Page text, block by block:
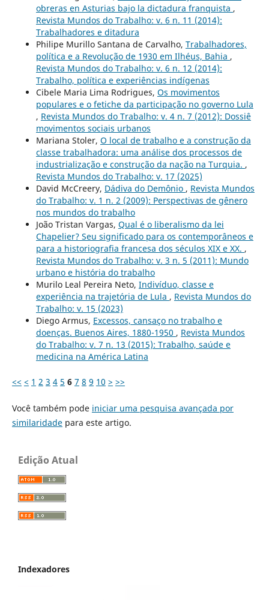
obreras en Asturias bajo la dictadura franquista ,
Revista Mundos do Trabalho: v. 6 n. 11 (2014):
Trabalhadores e ditadura
Philipe Murillo Santana de Carvalho, Trabalhadores,
política e a Revolução de 1930 em Ilhéus, Bahia ,
Revista Mundos do Trabalho: v. 6 n. 12 (2014):
Trabalho, política e experiências indígenas
Cibele Maria Lima Rodrigues, Os movimentos
populares e o fetiche da participação no governo Lula
, Revista Mundos do Trabalho: v. 4 n. 7 (2012): Dossiê
movimentos sociais urbanos
Mariana Stoler, O local de trabalho e a construção da
classe trabalhadora: uma análise dos processos de
industrialização e construção da nação na Turquia. ,
Revista Mundos do Trabalho: v. 17 (2025)
David McCreery, Dádiva do Demônio , Revista Mundos
do Trabalho: v. 1 n. 2 (2009): Perspectivas de gênero
nos mundos do trabalho
João Tristan Vargas, Qual é o liberalismo da lei
Chapelier? Seu significado para os contemporâneos e
para a historiografia francesa dos séculos XIX e XX. ,
Revista Mundos do Trabalho: v. 3 n. 5 (2011): Mundo
urbano e história do trabalho
Murilo Leal Pereira Neto, Indivíduo, classe e
experiência na trajetória de Lula , Revista Mundos do
Trabalho: v. 15 (2023)
Diego Armus, Excessos, cansaço no trabalho e
doenças. Buenos Aires, 1880-1950 , Revista Mundos
do Trabalho: v. 7 n. 13 (2015): Trabalho, saúde e
medicina na América Latina
<< < 1 2 3 4 5 6 7 8 9 10 > >>
Você também pode iniciar uma pesquisa avançada por
similaridadepara este artigo.
Edição Atual
Indexadores